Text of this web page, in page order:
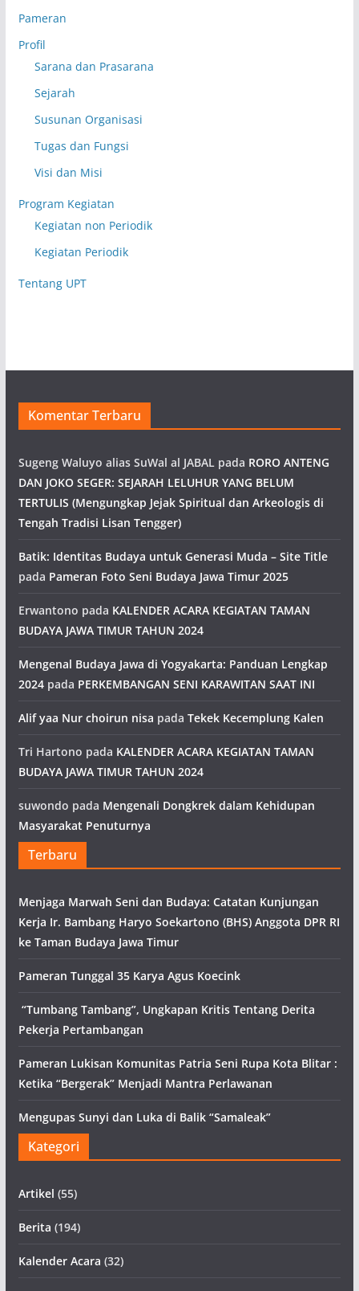
Pameran
Profil
Sarana dan Prasarana
Sejarah
Susunan Organisasi
Tugas dan Fungsi
Visi dan Misi
Program Kegiatan
Kegiatan non Periodik
Kegiatan Periodik
Tentang UPT
Komentar Terbaru
Sugeng Waluyo alias SuWal al JABAL pada RORO ANTENG
DAN JOKO SEGER: SEJARAH LELUHUR YANG BELUM
TERTULIS (Mengungkap Jejak Spiritual dan Arkeologis di
Tengah Tradisi Lisan Tengger)
Batik: Identitas Budaya untuk Generasi Muda – Site Title
pada Pameran Foto Seni Budaya Jawa Timur 2025
Erwantono pada KALENDER ACARA KEGIATAN TAMAN
BUDAYA JAWA TIMUR TAHUN 2024
Mengenal Budaya Jawa di Yogyakarta: Panduan Lengkap
2024pada PERKEMBANGAN SENI KARAWITAN SAAT INI
Alif yaa Nur choirun nisa pada Tekek Kecemplung Kalen
Tri Hartono pada KALENDER ACARA KEGIATAN TAMAN
BUDAYA JAWA TIMUR TAHUN 2024
suwondo pada Mengenali Dongkrek dalam Kehidupan
Masyarakat Penuturnya
Terbaru
Menjaga Marwah Seni dan Budaya: Catatan Kunjungan
Kerja Ir. Bambang Haryo Soekartono (BHS) Anggota DPR RI
ke Taman Budaya Jawa Timur
Pameran Tunggal 35 Karya Agus Koecink
“Tumbang Tambang”, Ungkapan Kritis Tentang Derita
Pekerja Pertambangan
Pameran Lukisan Komunitas Patria Seni Rupa Kota Blitar :
Ketika “Bergerak” Menjadi Mantra Perlawanan
Mengupas Sunyi dan Luka di Balik “Samaleak”
Kategori
Artikel (55)
Berita (194)
Kalender Acara (32)